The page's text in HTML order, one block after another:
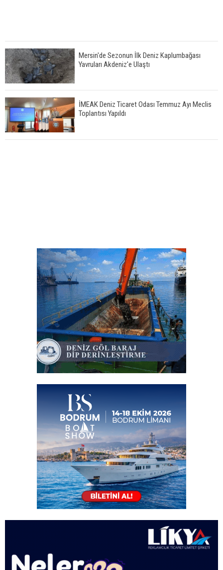
Mersin'de Sezonun İlk Deniz Kaplumbağası
Yavruları Akdeniz'e Ulaştı
İMEAK Deniz Ticaret Odası Temmuz Ayı Meclis
Toplantısı Yapıldı